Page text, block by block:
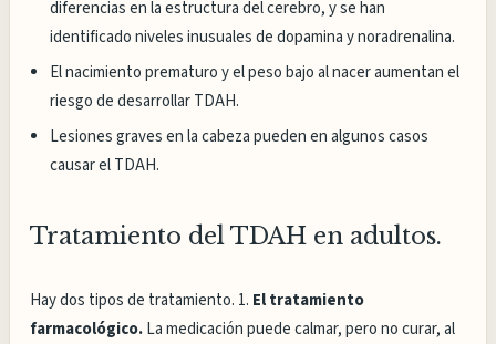
diferencias en la estructura del cerebro, y se han
identificado niveles inusuales de dopamina y noradrenalina.
El nacimiento prematuro y el peso bajo al nacer aumentan el
riesgo de desarrollar TDAH.
Lesiones graves en la cabeza pueden en algunos casos
causar el TDAH.
Tratamiento del TDAH en adultos.
Hay dos tipos de tratamiento. 1. El tratamiento
farmacológico.La medicación puede calmar, pero no curar, al